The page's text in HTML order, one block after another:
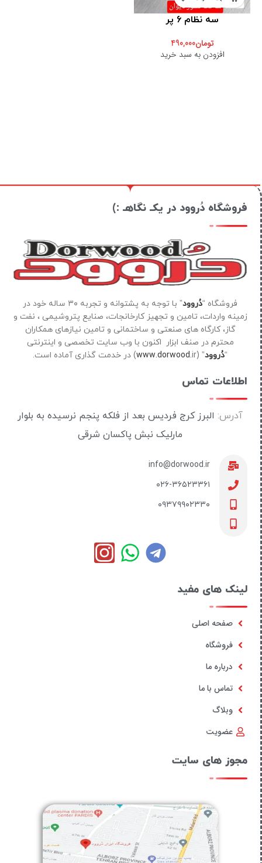
سه نظام 6 پر
تومان490,000
افزودن به سبد خرید
فروشگاه دُروود در یکـ نگاهـ :)
فروشگاه “دُروود
” با توجه به پشتوانه و تجربه ۳۰ ساله خود در
زمینه واردات، تامین و تجهیز کارخانجات، صنایع پتروشیمی ، نفت و
گاز، کارگاه های صنعتی و ساختمانی و تامین نیازهای همکاران
محترم در صنف ابزار اکنون با وب سایت تخصصی و اینترنتی
“دُروود” (
www.dorwood.ir) در خدمت گذاری آماده است.
اطلاعات تماس
آدرس: البرز کرج فردیس بعد از فلکه پنجم نرسیده به بلوار
مارلیک نبش پاکسان شرقی
info@dorwood.ir
۰۲۶-۳۶۵۲۳۳۶۱
۰۹۳۷۹۹۰۲۳۳۰
لینک های مفید
صفحه اصلی
فروشگاه
درباره ما
تماس با ما
وبلاگ
عضویت
مجوز های سایت